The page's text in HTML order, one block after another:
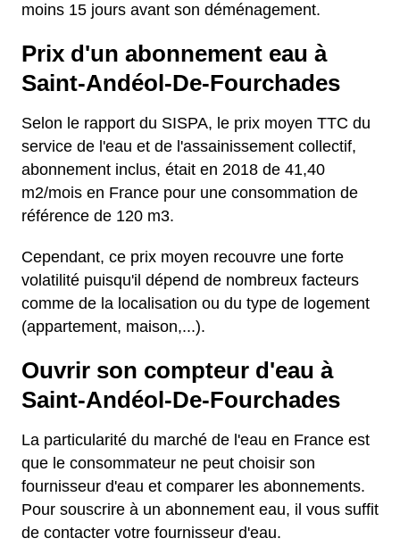
moins 15 jours avant son déménagement.
Prix d'un abonnement eau à
Saint-Andéol-De-Fourchades
Selon le rapport du SISPA, le prix moyen TTC du
service de l'eau et de l'assainissement collectif,
abonnement inclus, était en 2018 de 41,40
m2/mois en France pour une consommation de
référence de 120 m3.
Cependant, ce prix moyen recouvre une forte
volatilité puisqu'il dépend de nombreux facteurs
comme de la localisation ou du type de logement
(appartement, maison,...).
Ouvrir son compteur d'eau à
Saint-Andéol-De-Fourchades
La particularité du marché de l'eau en France est
que le consommateur ne peut choisir son
fournisseur d'eau et comparer les abonnements.
Pour souscrire à un abonnement eau, il vous suffit
de contacter votre fournisseur d'eau.